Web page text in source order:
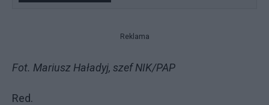
Reklama
Fot. Mariusz Haładyj, szef NIK/PAP
Red.